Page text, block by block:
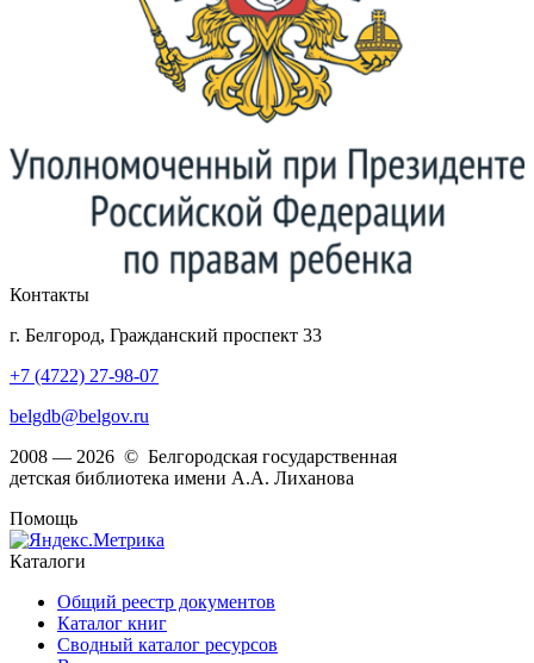
Контакты
г. Белгород, Гражданский проспект 33
+7 (4722) 27-98-07
belgdb@belgov.ru
2008 — 2026 © Белгородская государственная
детская библиотека имени А.А. Лиханова
Помощь
Каталоги
Общий реестр документов
Каталог книг
Сводный каталог ресурсов